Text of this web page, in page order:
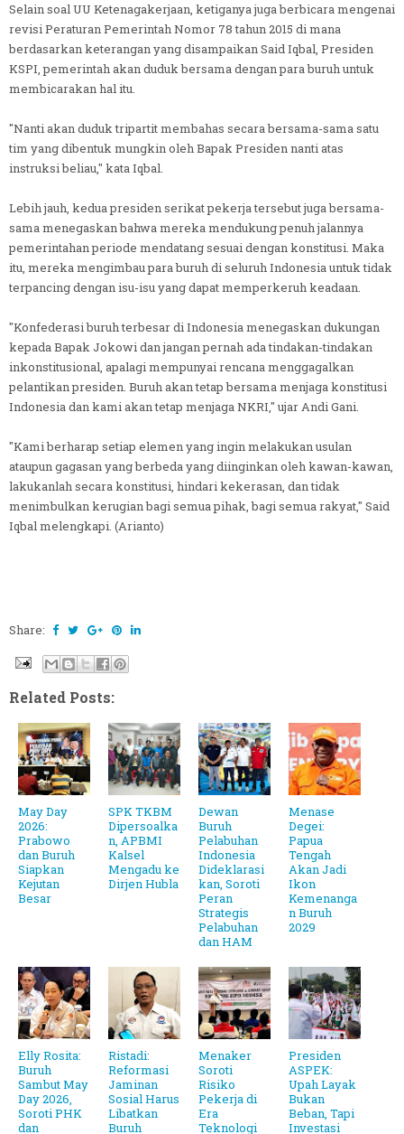
Selain soal UU Ketenagakerjaan, ketiganya juga berbicara mengenai
revisi Peraturan Pemerintah Nomor 78 tahun 2015 di mana
berdasarkan keterangan yang disampaikan Said Iqbal, Presiden
KSPI, pemerintah akan duduk bersama dengan para buruh untuk
membicarakan hal itu.
"Nanti akan duduk tripartit membahas secara bersama-sama satu
tim yang dibentuk mungkin oleh Bapak Presiden nanti atas
instruksi beliau," kata Iqbal.
Lebih jauh, kedua presiden serikat pekerja tersebut juga bersama-
sama menegaskan bahwa mereka mendukung penuh jalannya
pemerintahan periode mendatang sesuai dengan konstitusi. Maka
itu, mereka mengimbau para buruh di seluruh Indonesia untuk tidak
terpancing dengan isu-isu yang dapat memperkeruh keadaan.
"Konfederasi buruh terbesar di Indonesia menegaskan dukungan
kepada Bapak Jokowi dan jangan pernah ada tindakan-tindakan
inkonstitusional, apalagi mempunyai rencana menggagalkan
pelantikan presiden. Buruh akan tetap bersama menjaga konstitusi
Indonesia dan kami akan tetap menjaga NKRI," ujar Andi Gani.
"Kami berharap setiap elemen yang ingin melakukan usulan
ataupun gagasan yang berbeda yang diinginkan oleh kawan-kawan,
lakukanlah secara konstitusi, hindari kekerasan, dan tidak
menimbulkan kerugian bagi semua pihak, bagi semua rakyat," Said
Iqbal melengkapi. (Arianto)
Share:
Related Posts:
May Day
2026:
Prabowo
dan Buruh
Siapkan
Kejutan
Besar
SPK TKBM
Dipersoalka
n, APBMI
Kalsel
Mengadu ke
Dirjen Hubla
Dewan
Buruh
Pelabuhan
Indonesia
Dideklarasi
kan, Soroti
Peran
Strategis
Pelabuhan
dan HAM
Menase
Degei:
Papua
Tengah
Akan Jadi
Ikon
Kemenanga
n Buruh
2029
Elly Rosita:
Buruh
Sambut May
Day 2026,
Soroti PHK
dan
Ristadi:
Reformasi
Jaminan
Sosial Harus
Libatkan
Buruh
Menaker
Soroti
Risiko
Pekerja di
Era
Teknologi
Presiden
ASPEK:
Upah Layak
Bukan
Beban, Tapi
Investasi